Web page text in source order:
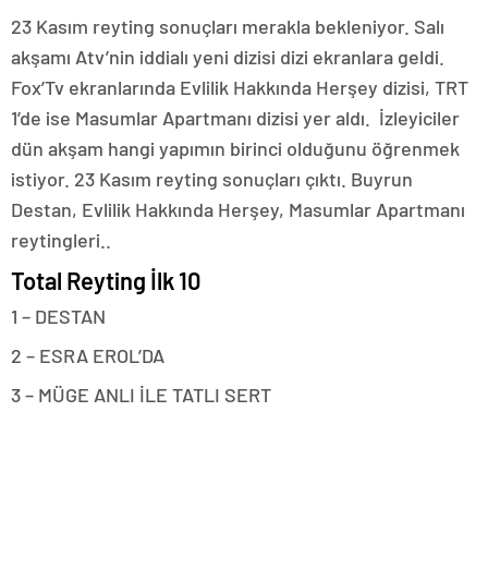
23 Kasım reyting sonuçları merakla bekleniyor. Salı
akşamı Atv’nin iddialı yeni dizisi dizi ekranlara geldi.
Fox’Tv ekranlarında Evlilik Hakkında Herşey dizisi, TRT
1’de ise Masumlar Apartmanı dizisi yer aldı. İzleyiciler
dün akşam hangi yapımın birinci olduğunu öğrenmek
istiyor. 23 Kasım reyting sonuçları çıktı. Buyrun
Destan, Evlilik Hakkında Herşey, Masumlar Apartmanı
reytingleri..
Total Reyting İlk 10
1 – DESTAN
2 – ESRA EROL’DA
3 – MÜGE ANLI İLE TATLI SERT